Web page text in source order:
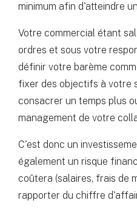
minimum afin d'atteindre
Votre commercial étant
ordres et sous votre
définir votre barème
fixer des objectifs à votre
consacrer un temps plus
management de votre
C'est donc un
également un risque
coûtera (salaires, frais de
rapporter du chiffre